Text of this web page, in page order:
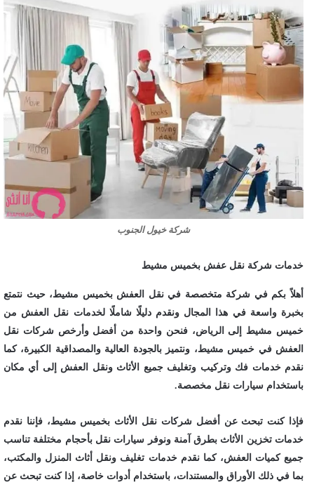
شركة خيول الجنوب
خدمات شركة نقل عفش بخميس مشيط
أهلاً بكم في شركة متخصصة في نقل العفش بخميس مشيط، حيث نتمتع
بخبرة واسعة في هذا المجال ونقدم دليلًا شاملًا لخدمات نقل العفش من
خميس مشيط إلى الرياض، فنحن واحدة من أفضل وأرخص شركات نقل
العفش في خميس مشيط، ونتميز بالجودة العالية والمصداقية الكبيرة، كما
نقدم خدمات فك وتركيب وتغليف جميع الأثاث ونقل العفش إلى أي مكان
باستخدام سيارات نقل مخصصة.
فإذا كنت تبحث عن أفضل شركات نقل الأثاث بخميس مشيط، فإننا نقدم
خدمات تخزين الأثاث بطرق آمنة ونوفر سيارات نقل بأحجام مختلفة تناسب
جميع كميات العفش، كما نقدم خدمات تغليف ونقل أثاث المنزل والمكتب،
بما في ذلك الأوراق والمستندات، باستخدام أدوات خاصة، إذا كنت تبحث عن